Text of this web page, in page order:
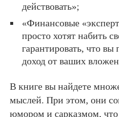
действовать»;
«Финансовые
просто хотят набить
гарантировать, что
доход от ваших
В книге вы найдете
мыслей. При этом, они
юмором и сарказмом, что